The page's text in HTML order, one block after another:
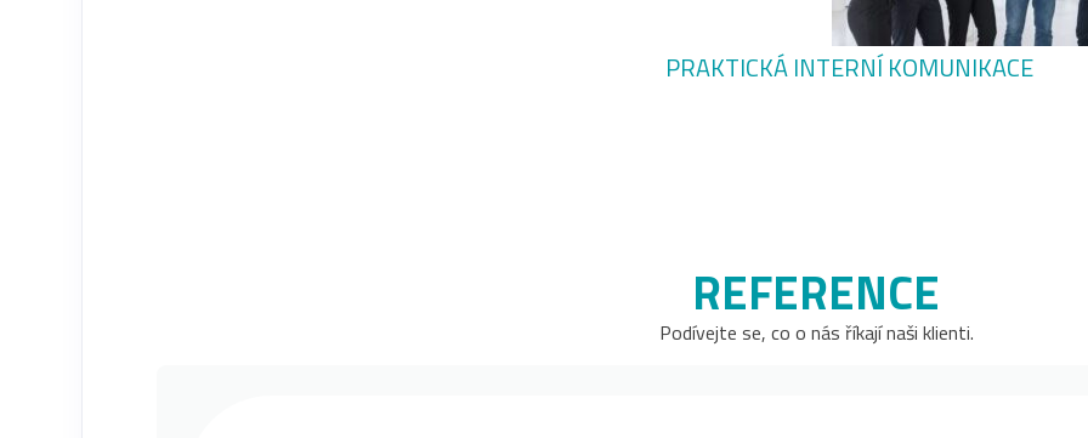
PRAKTICKÁ INTERNÍ KOMUNIKACE
REFERENCE
Podívejte se, co o nás říkají naši klienti.